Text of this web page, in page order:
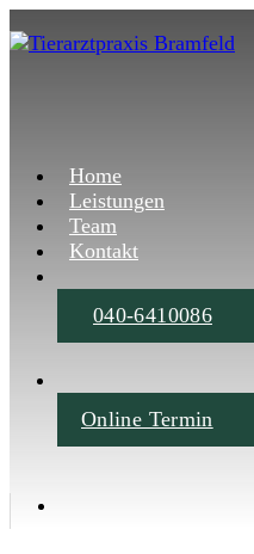
Home
Leistungen
Team
Kontakt
040-6410086
Online Termin